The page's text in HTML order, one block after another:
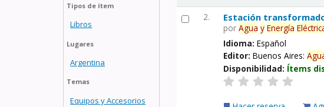
Tipos de ítem
Libros
Lugares
Argentina
Temas
Equipos y Accesorios
2. Estación
porAgua y Energía
Idioma:Español
Editor:Buenos Aires:
Disponibilidad: Ítems